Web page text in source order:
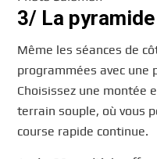
3/ La
Même les séances de
programmées avec une
Choisissez une montée
terrain souple, où vous
course rapide continue.